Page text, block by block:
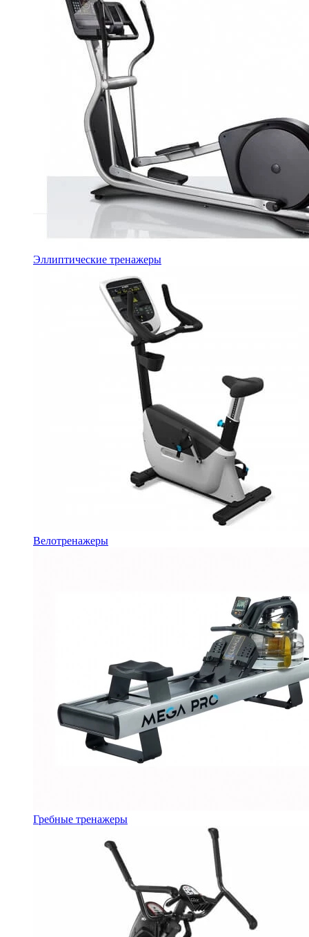
Эллиптические тренажеры
Велотренажеры
Гребные тренажеры